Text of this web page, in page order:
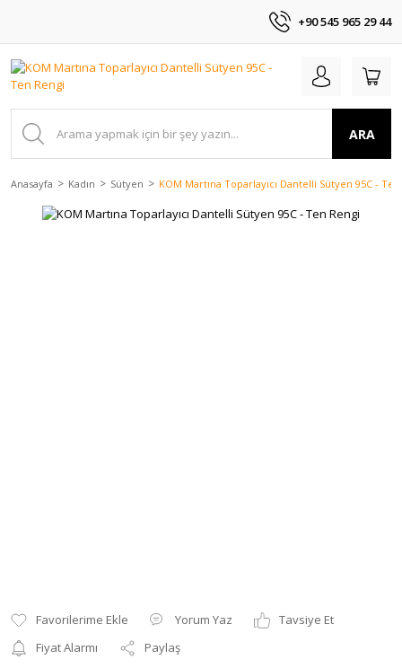
+90 545 965 29 44
ARA
Anasayfa Kadın Sütyen KOM Martına Toparlayıcı Dantelli Sütyen 95C -
Yorum Yaz
Tavsiye Et
Fiyat Alarmı
Paylaş